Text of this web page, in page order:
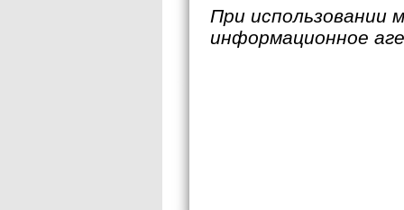
При использовании
информационное